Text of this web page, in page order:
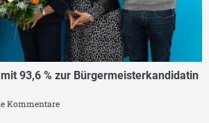
93,6 % zur Bürgermeisterkandidatin
Kommentare